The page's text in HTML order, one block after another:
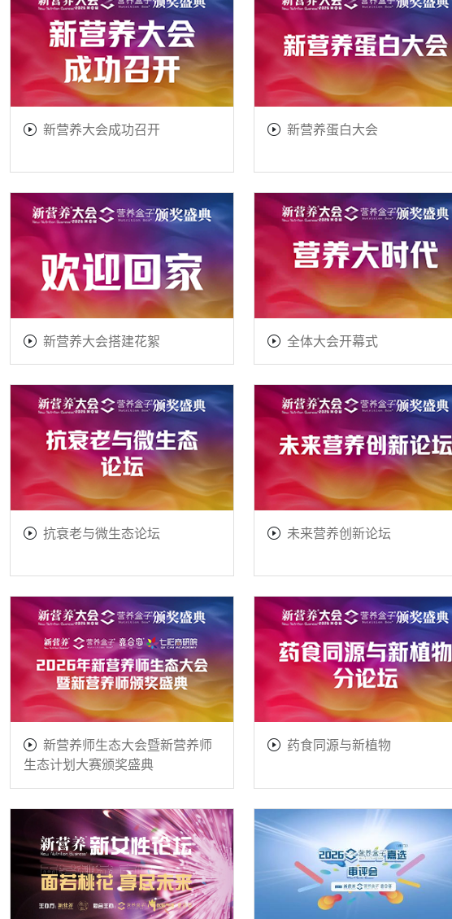
新营养大会成功召开 新营养蛋白大会
新营养大会搭建花絮 全体大会开幕式
抗衰老与微生态论坛 未来营养创新论坛
新营养师生态大会暨新营养师
生态计划大赛颁奖盛典
药食同源与新植物